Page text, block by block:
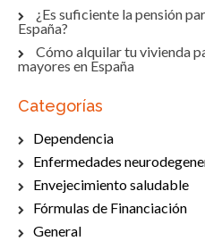
¿Es suficiente la pensión
España?
Cómo alquilar tu vivienda
mayores en España
Categorías
Dependencia
Enfermedades
Envejecimiento saludable
Fórmulas de Financiación
General